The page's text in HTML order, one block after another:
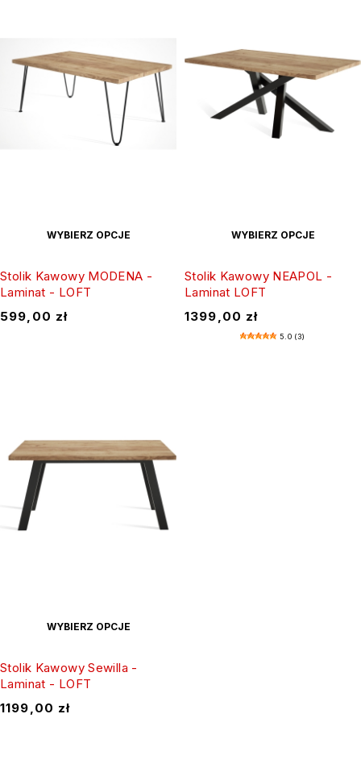
WYBIERZ OPCJE
Stolik Kawowy MODENA -
Laminat - LOFT
599,00 zł
WYBIERZ OPCJE
Stolik Kawowy NEAPOL -
Laminat LOFT
1399,00 zł
5.0 (3)
WYBIERZ OPCJE
Stolik Kawowy Sewilla -
Laminat - LOFT
1199,00 zł